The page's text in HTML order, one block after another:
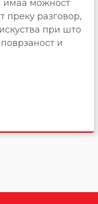
имаа можност
преку разговор,
при што
поврзаност и